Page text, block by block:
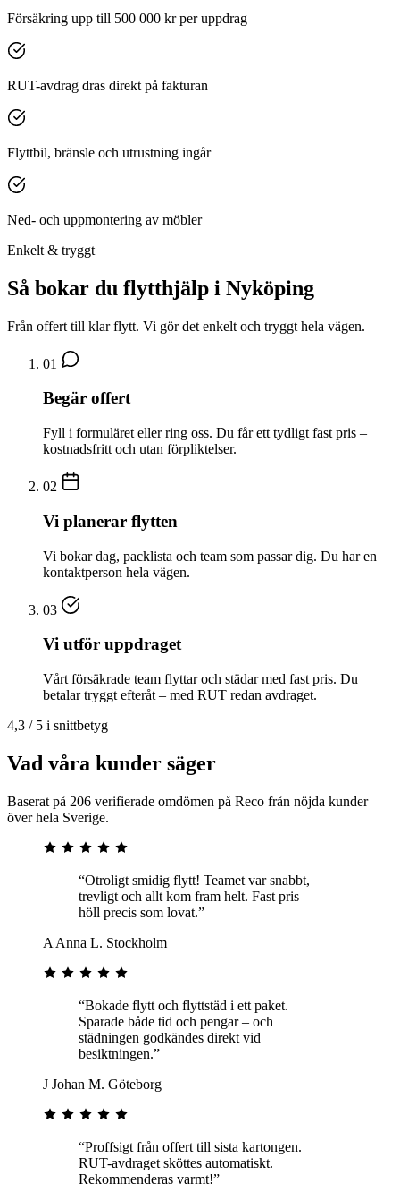
Försäkring upp till 500 000 kr per uppdrag
RUT-avdrag dras direkt på fakturan
Flyttbil, bränsle och utrustning ingår
Ned- och uppmontering av möbler
Enkelt & tryggt
Så bokar du flytthjälp i Nyköping
Från offert till klar flytt. Vi gör det enkelt och tryggt hela vägen.
01
Begär offert
Fyll i formuläret eller ring oss. Du får ett tydligt fast pris –
kostnadsfritt och utan förpliktelser.
02
Vi planerar flytten
Vi bokar dag, packlista och team som passar dig. Du har en
kontaktperson hela vägen.
03
Vi utför uppdraget
Vårt försäkrade team flyttar och städar med fast pris. Du
betalar tryggt efteråt – med RUT redan avdraget.
4,3 / 5 i snittbetyg
Vad våra kunder säger
Baserat på 206 verifierade omdömen på Reco från nöjda kunder
över hela Sverige.
“Otroligt smidig flytt! Teamet var snabbt,
trevligt och allt kom fram helt. Fast pris
höll precis som lovat.”
A Anna L. Stockholm
“Bokade flytt och flyttstäd i ett paket.
Sparade både tid och pengar – och
städningen godkändes direkt vid
besiktningen.”
J Johan M. Göteborg
“Proffsigt från offert till sista kartongen.
RUT-avdraget sköttes automatiskt.
Rekommenderas varmt!”